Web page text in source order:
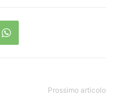
Prossimo articolo